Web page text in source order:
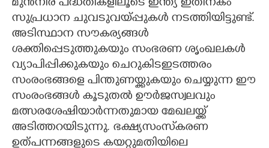
മുൻനിര പദ്ധതികളിലൂടെ ഇന്ത്യ ഇതിനകം
സുപ്രധാന ചുവടുവയ്പ്പുകൾ നടത്തിയിട്ടുണ്ട്.
അടിസ്ഥാന സൗകര്യങ്ങൾ
ശക്തിപ്പെടുത്തുകയും സംഭരണ ശൃംഖലകൾ
വ്യാപിപ്പിക്കുകയും ചെറുകിടഇടത്തരം
സംരംഭങ്ങളെ പിന്തുണയ്ക്കുകയും ചെയ്യുന്ന ഈ
സംരംഭങ്ങൾ കൂടുതൽ ഊർജസ്വലവും
മത്സരശേഷിയാർന്നതുമായ മേഖലയ്ക്ക്
അടിത്തറയിടുന്നു. ഭക്ഷ്യസംസ്‌കരണ
ഉത്പന്നങ്ങളുടെ കയറ്റുമതിയിലെ